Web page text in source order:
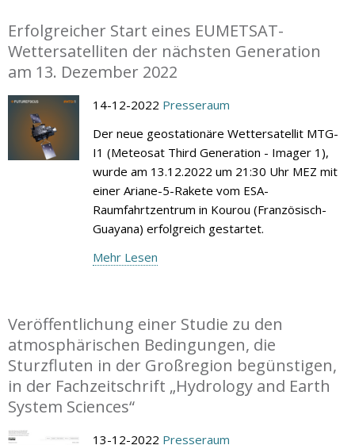
Erfolgreicher Start eines EUMETSAT-
Wettersatelliten der nächsten Generation
am 13. Dezember 2022
14-12-2022 Presseraum
Der neue geostationäre Wettersatellit MTG-
I1 (Meteosat Third Generation - Imager 1),
wurde am 13.12.2022 um 21:30 Uhr MEZ mit
einer Ariane-5-Rakete vom ESA-
Raumfahrtzentrum in Kourou (Französisch-
Guayana) erfolgreich gestartet.
Mehr Lesen
Veröffentlichung einer Studie zu den
atmosphärischen Bedingungen, die
Sturzfluten in der Großregion begünstigen,
in der Fachzeitschrift „Hydrology and Earth
System Sciences“
13-12-2022 Presseraum